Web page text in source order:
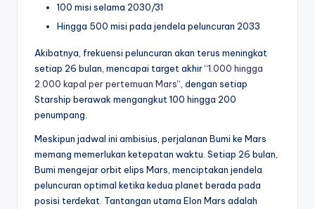
100 misi selama 2030/31
Hingga 500 misi pada jendela peluncuran 2033
Akibatnya, frekuensi peluncuran akan terus meningkat
setiap 26 bulan, mencapai target akhir “1.000 hingga
2.000 kapal per pertemuan Mars“, dengan setiap
Starship berawak mengangkut 100 hingga 200
penumpang.
Meskipun jadwal ini ambisius, perjalanan Bumi ke Mars
memang memerlukan ketepatan waktu. Setiap 26 bulan,
Bumi mengejar orbit elips Mars, menciptakan jendela
peluncuran optimal ketika kedua planet berada pada
posisi terdekat. Tantangan utama Elon Mars adalah